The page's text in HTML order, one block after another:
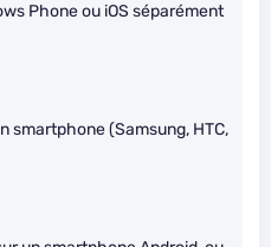
Phone ou iOS séparément
smartphone (Samsung, HTC,